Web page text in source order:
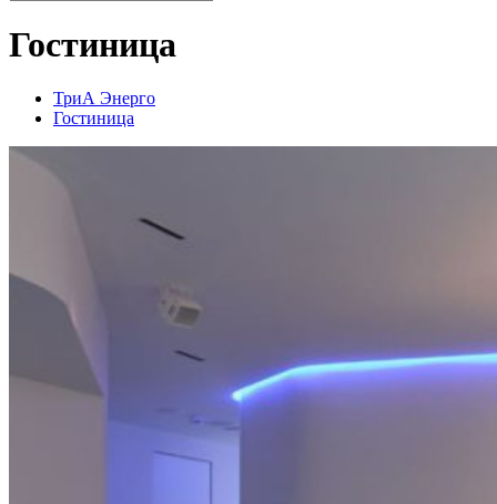
Гостиница
ТриА Энерго
Гостиница